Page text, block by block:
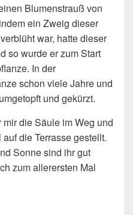
Blumenstrauß von
ein Zweig dieser
war, hatte dieser
so wurde er zum Start
In der
schon viele Jahre und
und gekürzt.
die Säule im Weg und
die Terrasse gestellt.
Sonne sind ihr gut
zum allerersten Mal